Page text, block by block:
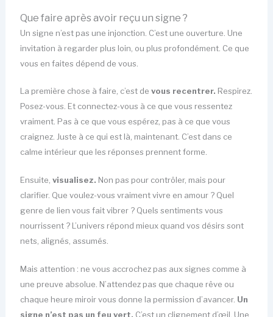
Que faire après avoir reçu un signe ?
Un signe n’est pas une injonction. C’est une ouverture. Une
invitation à regarder plus loin, ou plus profondément. Ce que
vous en faites dépend de vous.
La première chose à faire, c’est de vous recentrer. Respirez.
Posez-vous. Et connectez-vous à ce que vous ressentez
vraiment. Pas à ce que vous espérez, pas à ce que vous
craignez. Juste à ce qui est là, maintenant. C’est dans ce
calme intérieur que les réponses prennent forme.
Ensuite, visualisez. Non pas pour contrôler, mais pour
clarifier. Que voulez-vous vraiment vivre en amour ? Quel
genre de lien vous fait vibrer ? Quels sentiments vous
nourrissent ? L’univers répond mieux quand vos désirs sont
nets, alignés, assumés.
Mais attention : ne vous accrochez pas aux signes comme à
une preuve absolue. N’attendez pas que chaque rêve ou
chaque heure miroir vous donne la permission d’avancer. Un
signe n’est pas un feu vert. C’est un clignement d’œil. Une